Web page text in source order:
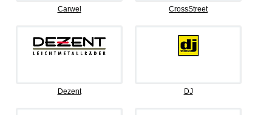
Carwel CrossStreet
Dezent DJ